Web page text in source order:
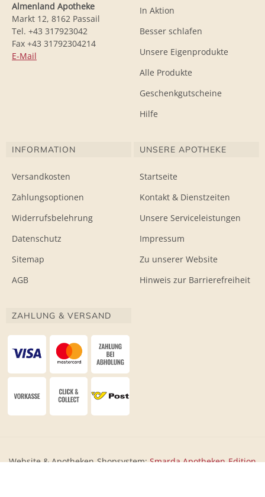
Almenland Apotheke
Markt 12, 8162 Passail
Tel. +43 317923042
Fax +43 31792304214
E-Mail
In Aktion
Besser schlafen
Unsere Eigenprodukte
Alle Produkte
Geschenkgutscheine
Hilfe
INFORMATION
Versandkosten
Zahlungsoptionen
Widerrufsbelehrung
Datenschutz
Sitemap
AGB
UNSERE APOTHEKE
Startseite
Kontakt & Dienstzeiten
Unsere Serviceleistungen
Impressum
Zu unserer Website
Hinweis zur Barrierefreiheit
ZAHLUNG & VERSAND
Website & Apotheken-Shopsystem:Smarda Apotheken-Edition